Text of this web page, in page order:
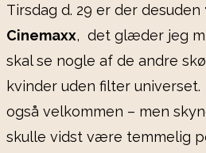
Tirsdag d. 29 er der desuden
Cinemaxx, det glæder jeg
skal se nogle af de andre
kvinder uden filter
også velkommen – men
skulle vidst være temmelig